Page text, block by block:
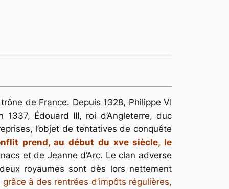
de France. Depuis 1328, Philippe VI
Édouard III, roi d’Angleterre, duc
l’objet de tentatives de conquête
prend, au début du xve siècle, le
et de Jeanne d’Arc. Le clan adverse
royaumes sont dès lors nettement
à des rentrées d’impôts régulières,